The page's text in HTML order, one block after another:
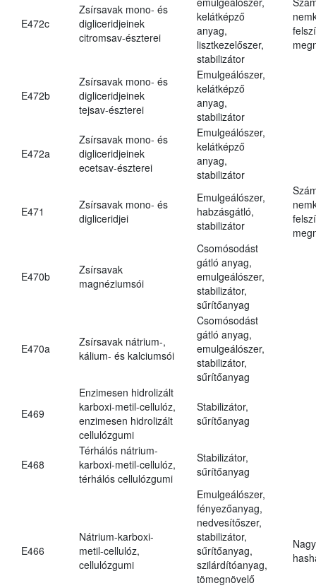
E472c
Zsírsavak mono- és
digliceridjeinek
citromsav-észterei
kelátképző
anyag,
lisztkezelőszer,
stabilizátor
E472b
Zsírsavak mono- és
digliceridjeinek
tejsav-észterei
Emulgeálószer,
kelátképző
anyag,
stabilizátor
E472a
Zsírsavak mono- és
digliceridjeinek
ecetsav-észterei
Emulgeálószer,
kelátképző
anyag,
stabilizátor
E471
Zsírsavak mono- és
digliceridjei
Emulgeálószer,
habzásgátló,
stabilizátor
E470b
Zsírsavak
magnéziumsói
Csomósodást
gátló anyag,
emulgeálószer,
stabilizátor,
sűrítőanyag
E470a
Zsírsavak nátrium-,
kálium- és kalciumsói
Csomósodást
gátló anyag,
emulgeálószer,
stabilizátor,
sűrítőanyag
E469
Enzimesen hidrolizált
karboxi-metil-cellulóz,
enzimesen hidrolizált
cellulózgumi
Stabilizátor,
sűrítőanyag
E468
Térhálós nátrium-
karboxi-metil-cellulóz,
térhálós cellulózgumi
Stabilizátor,
sűrítőanyag
E466
Nátrium-karboxi-
metil-cellulóz,
cellulózgumi
Emulgeálószer,
fényezőanyag,
nedvesítőszer,
stabilizátor,
sűrítőanyag,
szilárdítóanyag,
tömegnövelő